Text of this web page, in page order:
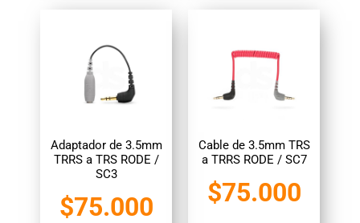
Adaptador de 3.5mm
TRRS a TRS RODE /
SC3
$75.000
Cable de 3.5mm TRS
a TRRS RODE / SC7
$75.000